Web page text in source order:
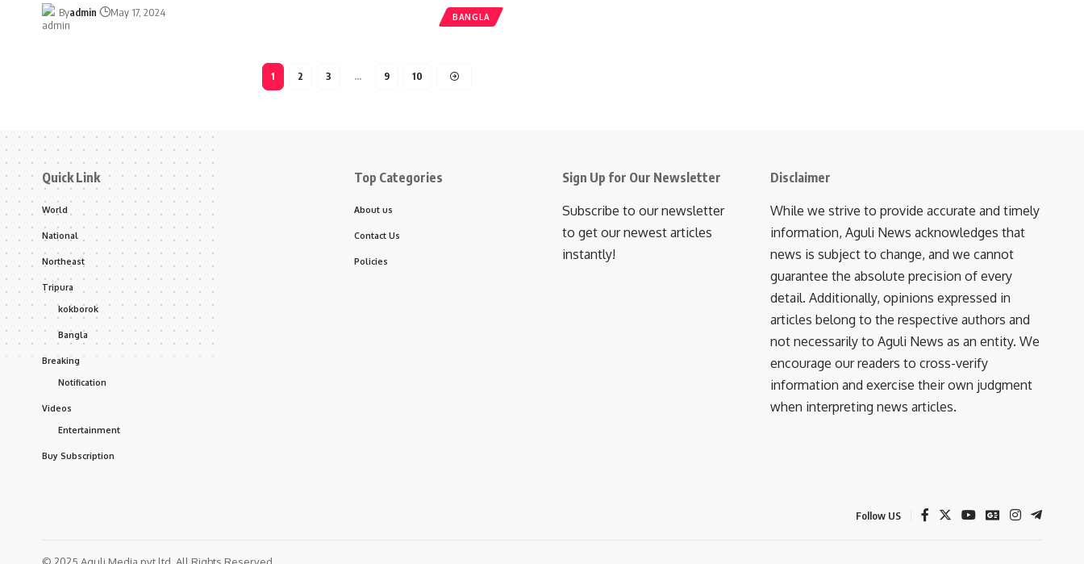
BANGLA
Byadmin May 17, 2024
1 2 3 … 9 10
Quick Link
World
National
Northeast
Tripura
kokborok
Bangla
Breaking
Notification
Videos
Entertainment
Buy Subscription
Top Categories
About us
Contact Us
Policies
Sign Up for Our Newsletter
Subscribe to our newsletter
to get our newest articles
instantly!
Disclaimer
While we strive to provide accurate and timely
information, Aguli News acknowledges that
news is subject to change, and we cannot
guarantee the absolute precision of every
detail. Additionally, opinions expressed in
articles belong to the respective authors and
not necessarily to Aguli News as an entity. We
encourage our readers to cross-verify
information and exercise their own judgment
when interpreting news articles.
Follow US